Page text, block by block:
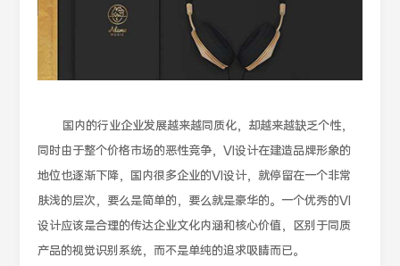
国内的行业企业发展越来越同质化，却越来越缺乏个性，
同时由于整个价格市场的恶性竞争，VI设计在建造品牌形象的
地位也逐渐下降，国内很多企业的VI设计，就停留在一个非常
肤浅的层次，要么是简单的，要么就是豪华的。一个优秀的VI
设计应该是合理的传达企业文化内涵和核心价值，区别于同质
产品的视觉识别系统，而不是单纯的追求吸睛而已。